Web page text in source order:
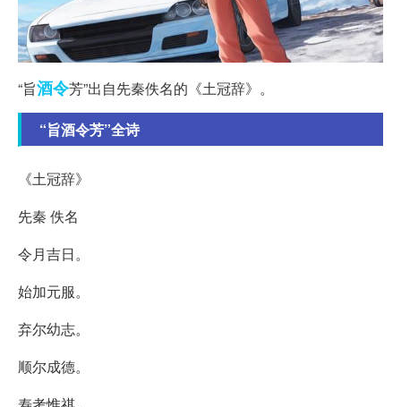
“旨酒令芳”出自先秦佚名的《土冠辞》。
“旨酒令芳”全诗
《土冠辞》
先秦 佚名
令月吉日。
始加元服。
弃尔幼志。
顺尔成德。